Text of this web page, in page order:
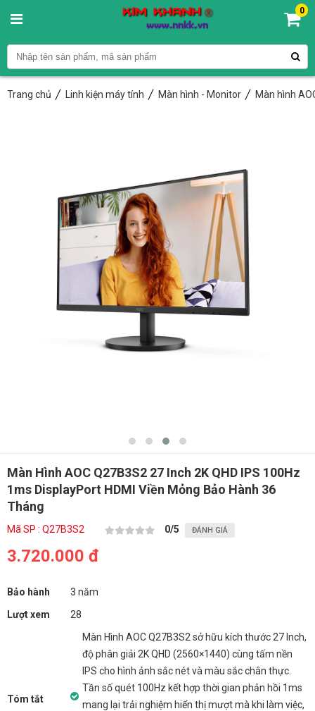
0
Trang chủ Linh kiện máy tính Màn hình - Monitor Màn hình
Màn Hình AOC Q27B3S2 27 Inch 2K QHD IPS 100Hz
1ms DisplayPort HDMI Viền Mỏng Bảo Hành 36
Tháng
Mã SP : Q27B3S2 0/5 ĐÁNH GIÁ
3.720.000 đ
Bảo hành
3 năm
Lượt xem
28
Tóm tắt
Màn Hình AOC Q27B3S2 sở hữu kích thước 27 Inch,
độ phân giải 2K QHD (2560×1440) cùng tấm nền
IPS cho hình ảnh sắc nét và màu sắc chân thực.
Tần số quét 100Hz kết hợp thời gian phản hồi 1ms
mang lại trải nghiệm hiển thị mượt mà khi làm việc,